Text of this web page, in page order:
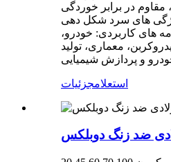
در برابر خوردگی
های سرد شکل دهی
های کاربردی: خودرو،
معماری، تولید
استعلامجزئیات
ضد زنگ دوبلکس